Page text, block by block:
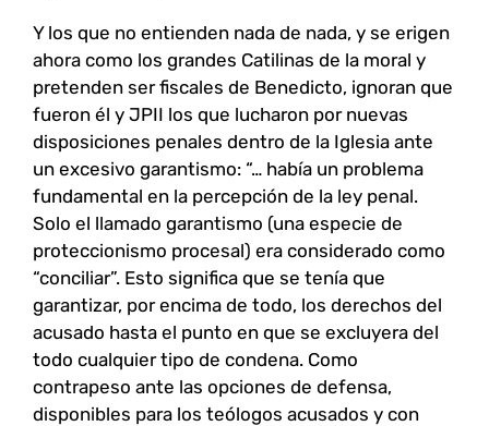
Y los que no entienden nada de nada, y se erigen
ahora como los grandes Catilinas de la moral y
pretenden ser fiscales de Benedicto, ignoran que
fueron él y JPII los que lucharon por nuevas
disposiciones penales dentro de la Iglesia ante
un excesivo garantismo: “… había un problema
fundamental en la percepción de la ley penal.
Solo el llamado garantismo (una especie de
proteccionismo procesal) era considerado como
“conciliar”. Esto significa que se tenía que
garantizar, por encima de todo, los derechos del
acusado hasta el punto en que se excluyera del
todo cualquier tipo de condena. Como
contrapeso ante las opciones de defensa,
disponibles para los teólogos acusados y con